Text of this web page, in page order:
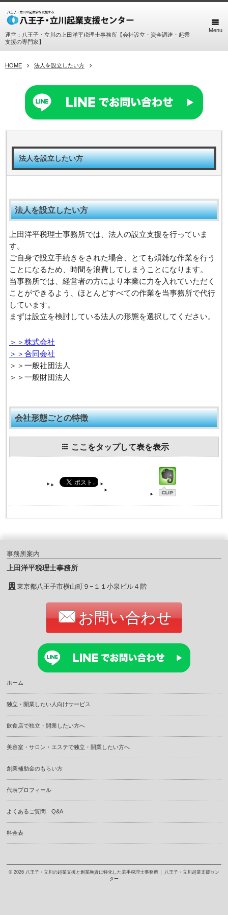
運営：八王子・立川の上田洋平税理士事務所【会社設立・資金調達・起業
支援の専門家】
Menu
HOME 法人を設立したい方
法人を設立したい方
法人を設立したい方
上田洋平税理士事務所では、法人の設立支援を行っていま
す。
ご自身で設立手続きをされた場合、とても煩雑な作業を行う
ことになるため、時間を浪費してしまうことになります。
当事務所では、経営者の方により本業に力を入れていただく
ことができるよう、ほとんどすべての作業を当事務所で代行
しています。
まずは設立を検討している法人の形態を選択してください。
＞＞株式会社
＞＞合同会社
＞＞一般社団法人
＞＞一般財団法人
会社形態ごとの特徴
ここをタップして表を表示
事務所案内
上田洋平税理士事務所
東京都八王子市横山町９−１１小泉ビル４階
お問い合わせ
ホーム
独立・開業したい人向けサービス
飲食店で独立・開業したい方へ
美容室・サロン・エステで独立・開業したい方へ
創業補助金のもらい方
代表プロフィール
よくあるご質問 Q&A
料金表
© 2026 八王子・立川の起業支援と創業融資に特化した若手税理士事務所 │ 八王子・立川起業支援セン
ター